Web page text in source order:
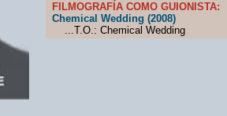
FILMOGRAFÍA COMO GUIONISTA:
Chemical Wedding (2008)
...T.O.: Chemical Wedding